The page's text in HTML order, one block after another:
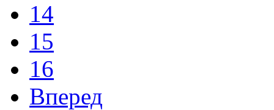
14
15
16
Вперед